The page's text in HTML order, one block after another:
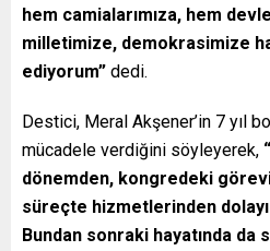
hem camialarımıza, hem
milletimize, demokrasimize
ediyorum” dedi.
Destici, Meral Akşener’in 7 yıl
mücadele verdiğini söyleyerek,
dönemden, kongredeki
süreçte hizmetlerinden
Bundan sonraki hayatında da